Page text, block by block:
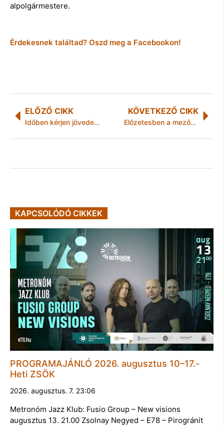
alpolgármestere.
Érdekesnek találtad? Oszd meg a Facebookon!
ELŐZŐ CIKK
Időben kérjen jövedelemigazolást!
KÖVETKEZŐ CIKK
Előzetesben a mezőcsáti támadó
KAPCSOLÓDÓ CIKKEK
PROGRAMAJÁNLÓ 2026. augusztus 10–17.-
Heti ZSÖK
2026. augusztus. 7. 23:06
Metronóm Jazz Klub: Fusio Group – New visions
augusztus 13. 21.00 Zsolnay Negyed – E78 – Pirogránit